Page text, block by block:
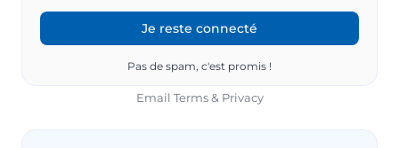
Pas de spam, c'est promis !
Email Terms& Privacy